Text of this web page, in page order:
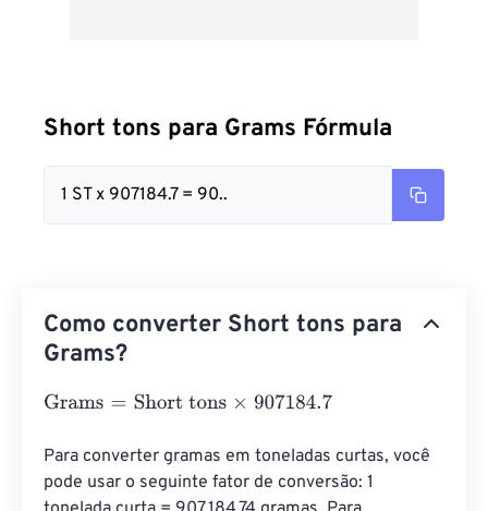
Short tons para Grams Fórmula
1 ST x 907184.7 = 90..
Como converter Short tons para
Grams?
Grams= Short tons ×907184.7
Para converter gramas em toneladas curtas, você
pode usar o seguinte fator de conversão: 1